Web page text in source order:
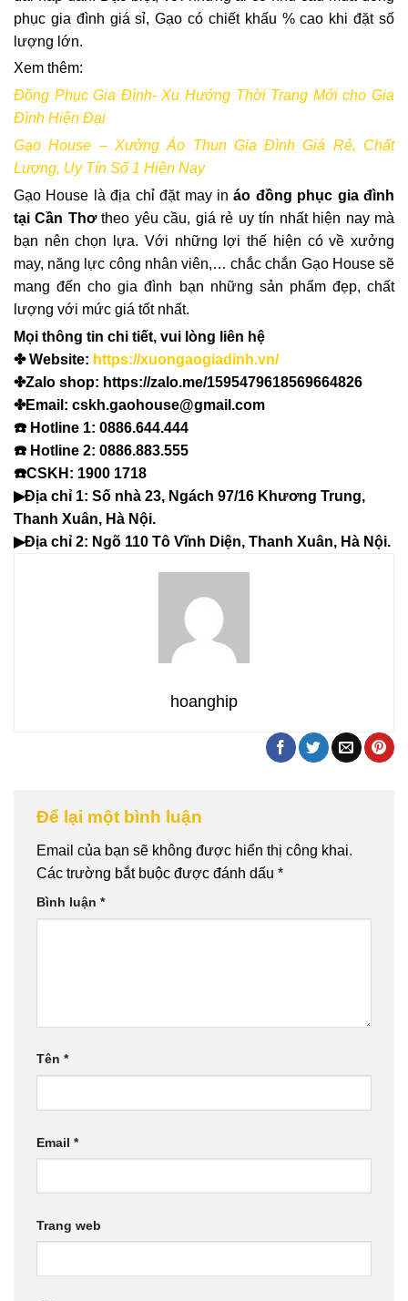
phục gia đình giá sỉ, Gạo có chiết khấu % cao khi đặt số
lượng lớn.
Xem thêm:
Đồng Phục Gia Đình- Xu Hướng Thời Trang Mới cho Gia
Đình Hiện Đại
Gạo House – Xưởng Áo Thun Gia Đình Giá Rẻ, Chất
Lượng, Uy Tín Số 1 Hiện Nay
Gạo House là địa chỉ đặt may ináo đồng phục gia đình
tại Cần Thơtheo yêu cầu, giá rẻ uy tín nhất hiện nay mà
bạn nên chọn lựa. Với những lợi thế hiện có về xưởng
may, năng lực công nhân viên,… chắc chắn Gạo House sẽ
mang đến cho gia đình bạn những sản phẩm đẹp, chất
lượng với mức giá tốt nhất.
Mọi thông tin chi tiết, vui lòng liên hệ
✤ Website: https://xuongaogiadinh.vn/
✤Zalo shop: https://zalo.me/1595479618569664826
✤Email: cskh.gaohouse@gmail.com
☎️ Hotline 1: 0886.644.444
☎️ Hotline 2: 0886.883.555
☎️CSKH: 1900 1718
▶Địa chỉ 1: Số nhà 23, Ngách 97/16 Khương Trung,
Thanh Xuân, Hà Nội.
▶Địa chỉ 2: Ngõ 110 Tô Vĩnh Diện, Thanh Xuân, Hà Nội.
hoanghip
Để lại một bình luận
Email của bạn sẽ không được hiển thị công khai.
Các trường bắt buộc được đánh dấu *
Bình luận *
Tên *
Email *
Trang web